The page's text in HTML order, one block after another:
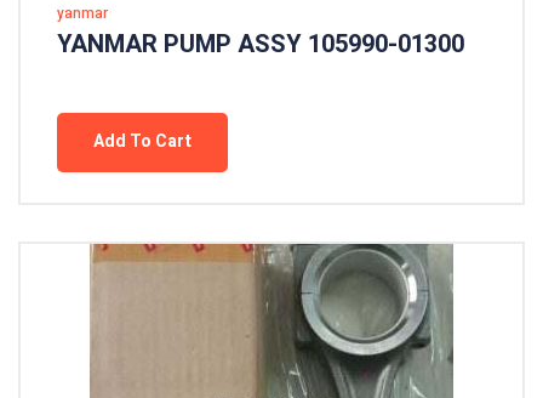
yanmar
YANMAR PUMP ASSY 105990-01300
Add To Cart